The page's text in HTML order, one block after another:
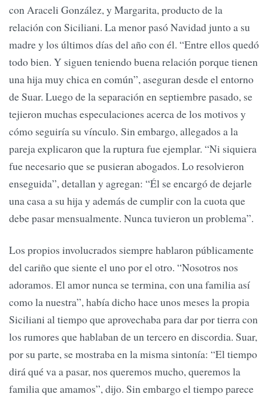
con Araceli González, y Margarita, producto de la
relación con Siciliani. La menor pasó Navidad junto a su
madre y los últimos días del año con él. “Entre ellos quedó
todo bien. Y siguen teniendo buena relación porque tienen
una hija muy chica en común”, aseguran desde el entorno
de Suar. Luego de la separación en septiembre pasado, se
tejieron muchas especulaciones acerca de los motivos y
cómo seguiría su vínculo. Sin embargo, allegados a la
pareja explicaron que la ruptura fue ejemplar. “Ni siquiera
fue necesario que se pusieran abogados. Lo resolvieron
enseguida”, detallan y agregan: “Él se encargó de dejarle
una casa a su hija y además de cumplir con la cuota que
debe pasar mensualmente. Nunca tuvieron un problema”.
Los propios involucrados siempre hablaron públicamente
del cariño que siente el uno por el otro. “Nosotros nos
adoramos. El amor nunca se termina, con una familia así
como la nuestra”, había dicho hace unos meses la propia
Siciliani al tiempo que aprovechaba para dar por tierra con
los rumores que hablaban de un tercero en discordia. Suar,
por su parte, se mostraba en la misma sintonía: “El tiempo
dirá qué va a pasar, nos queremos mucho, queremos la
familia que amamos”, dijo. Sin embargo el tiempo parece